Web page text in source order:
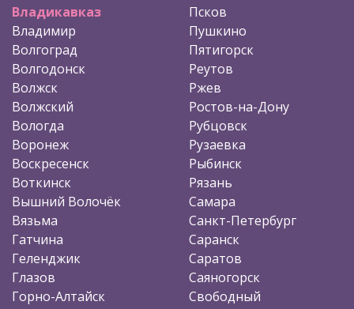
Владикавказ
Владимир
Волгоград
Волгодонск
Волжск
Волжский
Вологда
Воронеж
Воскресенск
Воткинск
Вышний Волочёк
Вязьма
Гатчина
Геленджик
Глазов
Горно-Алтайск
Псков
Пушкино
Пятигорск
Реутов
Ржев
Ростов-на-Дону
Рубцовск
Рузаевка
Рыбинск
Рязань
Самара
Санкт-Петербург
Саранск
Саратов
Саяногорск
Свободный